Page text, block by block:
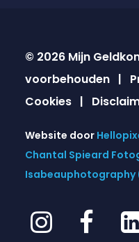
© 2026 Mijn
voorbehouden |
Cookies |
Website door
Chantal Spieard
Isabeauphotography